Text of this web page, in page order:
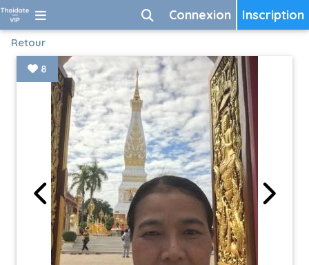
Inscription
Connexion
Retour
8